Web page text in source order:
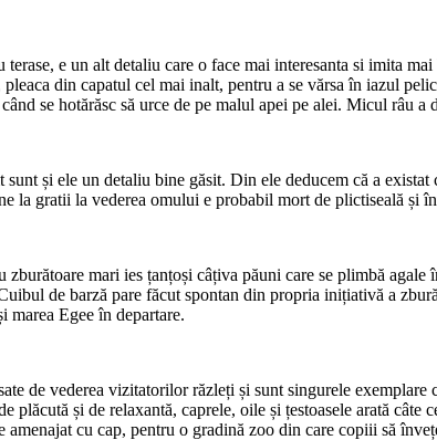
terase, e un alt detaliu care o face mai interesanta si imita
din capatul cel mai inalt, pentru a se vărsa în iazul
se hotărăsc să urce de pe malul apei pe alei. Micul râu
și ele un detaliu bine găsit. Din ele deducem că a
la gratii la vederea omului e probabil mort de plictiseală și
zburătoare mari ies țanțoși câțiva păuni care se plimbă
de barză pare făcut spontan din propria inițiativă a
marea Egee în departare.
de vederea vizitatorilor răzleți și sunt singurele
plăcută și de relaxantă, caprele, oile și țestoasele arată
amenajat cu cap, pentru o gradină zoo din care copiii să